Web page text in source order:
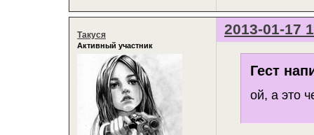
2013-01-17
Такуся
Активный участник
Гест
ой, а это